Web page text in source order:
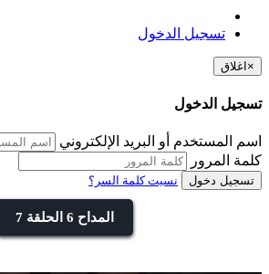
تسجيل الدخول
× اغلاق
تسجيل الدخول
اسم المستخدم أو البريد الإلكتروني
كلمة المرور
تسجيل دخول نسيت كلمة السر؟
المداح 6 الحلقة 7